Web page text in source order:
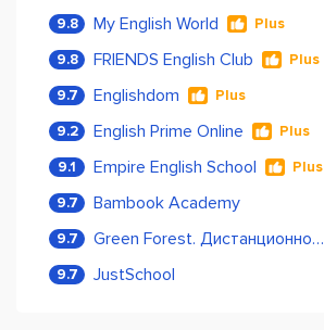
9.8 My English World Plus
9.8 FRIENDS English Club Plus
9.7 Englishdom Plus
9.2 English Prime Online Plus
9.1 Empire English School Plus
9.7 Bambook Academy
9.7 Green Forest. Дистанционное обучение
9.7 JustSchool